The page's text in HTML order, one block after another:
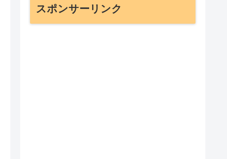
スポンサーリンク